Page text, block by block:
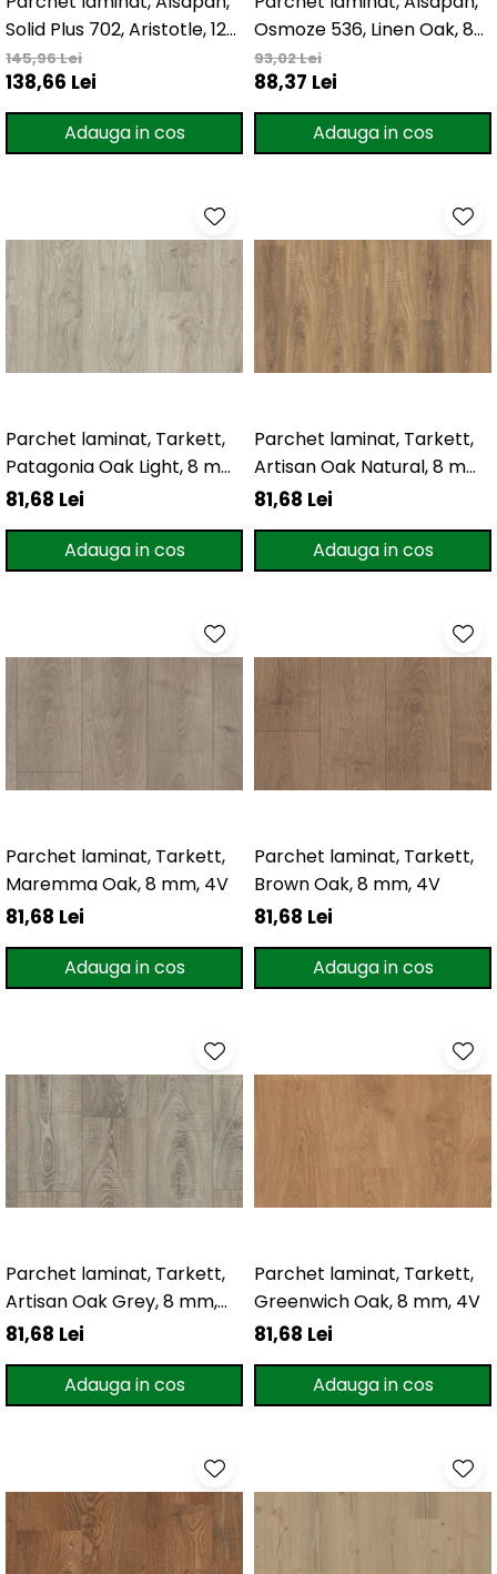
Exquisit 8 mm
Herringbone 8 mm
Mammut 12 mm
Progress 10 mm
Robusto 12 mm
Solid Plus 702, Aristotle, 12
mm 33/AC6 4V 5G
145,96 Lei
138,66 Lei
Adauga in cos
Osmoze 536, Linen Oak, 8
mm, 4V, 5G
93,02 Lei
88,37 Lei
Adauga in cos
Parchet laminat, Tarkett,
Patagonia Oak Light, 8 mm,
4V
81,68 Lei
Adauga in cos
Parchet laminat, Tarkett,
Artisan Oak Natural, 8 mm,
4V
81,68 Lei
Adauga in cos
Parchet laminat, Tarkett,
Maremma Oak, 8 mm, 4V
81,68 Lei
Adauga in cos
Parchet laminat, Tarkett,
Brown Oak, 8 mm, 4V
81,68 Lei
Adauga in cos
Parchet laminat, Tarkett,
Artisan Oak Grey, 8 mm,
4V
81,68 Lei
Adauga in cos
Parchet laminat, Tarkett,
Greenwich Oak, 8 mm, 4V
81,68 Lei
Adauga in cos